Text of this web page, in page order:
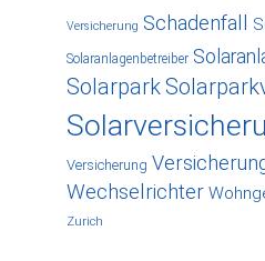
Versicherung Schadenfall
Solaranlagenbetreiber
Solarpark
Versicherung
Wechselrichter
Zurich